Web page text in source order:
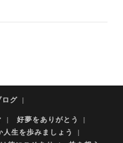
ログ
好夢をありがとう
生を歩みましょう